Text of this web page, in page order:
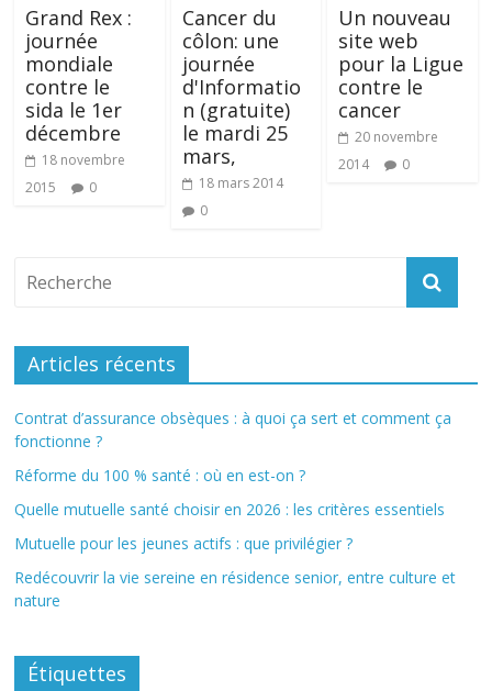
Grand Rex :
journée
mondiale
contre le
sida le 1er
décembre
18 novembre
2015
0
Cancer du
côlon: une
journée
d'Informatio
n (gratuite)
le mardi 25
mars,
18 mars 2014
0
Un nouveau
site web
pour la Ligue
contre le
cancer
20 novembre
2014
0
Articles récents
Contrat d’assurance obsèques : à quoi ça sert et comment ça
fonctionne ?
Réforme du 100 % santé : où en est-on ?
Quelle mutuelle santé choisir en 2026 : les critères essentiels
Mutuelle pour les jeunes actifs : que privilégier ?
Redécouvrir la vie sereine en résidence senior, entre culture et
nature
Étiquettes